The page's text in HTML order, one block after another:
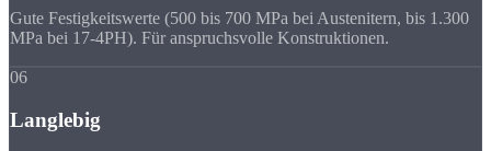
Gute Festigkeitswerte (500 bis 700 MPa bei Austenitern, bis 1.300
MPa bei 17-4PH). Für anspruchsvolle Konstruktionen.
06
Langlebig